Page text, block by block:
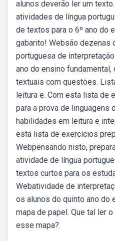
alunos deverão ler um
atividades de língua
de textos para o 6º ano do
gabarito! Websão dezenas
portuguesa de
ano do ensino
textuais com questões.
leitura e. Com esta lista de
para a prova de linguagens
habilidades em leitura e
esta lista de exercícios
Webpensando nisto,
atividade de língua
textos curtos para os
Webatividade de
os alunos do quinto ano do
mapa de papel. Que tal ler
esse mapa?.